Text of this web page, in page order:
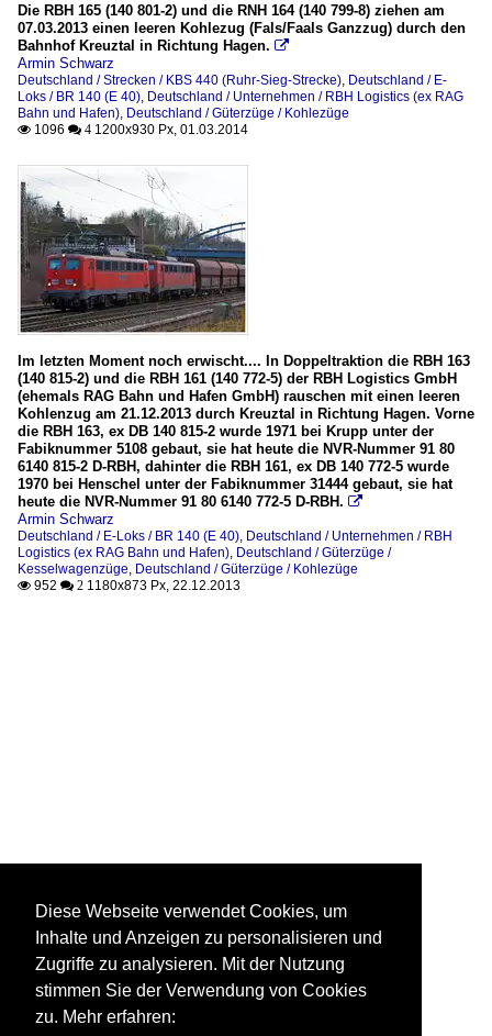
Die RBH 165 (140 801-2) und die RNH 164 (140 799-8) ziehen am
07.03.2013 einen leeren Kohlezug (Fals/Faals Ganzzug) durch den
Bahnhof Kreuztal in Richtung Hagen. 
Armin Schwarz
Deutschland / Strecken / KBS 440 (Ruhr-Sieg-Strecke) Deutschland / E-
Loks / BR 140 (E 40) Deutschland / Unternehmen / RBH Logistics (ex RAG
Bahn und Hafen) Deutschland / Güterzüge / Kohlezüge
 1096  4 1200x930 Px, 01.03.2014
Im letzten Moment noch erwischt.... In Doppeltraktion die RBH 163
(140 815-2) und die RBH 161 (140 772-5) der RBH Logistics GmbH
(ehemals RAG Bahn und Hafen GmbH) rauschen mit einen leeren
Kohlenzug am 21.12.2013 durch Kreuztal in Richtung Hagen. Vorne
die RBH 163, ex DB 140 815-2 wurde 1971 bei Krupp unter der
Fabiknummer 5108 gebaut, sie hat heute die NVR-Nummer 91 80
6140 815-2 D-RBH, dahinter die RBH 161, ex DB 140 772-5 wurde
1970 bei Henschel unter der Fabiknummer 31444 gebaut, sie hat
heute die NVR-Nummer 91 80 6140 772-5 D-RBH. 
Armin Schwarz
Deutschland / E-Loks / BR 140 (E 40) Deutschland / Unternehmen / RBH
Logistics (ex RAG Bahn und Hafen) Deutschland / Güterzüge /
Kesselwagenzüge Deutschland / Güterzüge / Kohlezüge
 952  2 1180x873 Px, 22.12.2013
Diese Webseite verwendet Cookies, um
Inhalte und Anzeigen zu personalisieren und
Zugriffe zu analysieren. Mit der Nutzung
stimmen Sie der Verwendung von Cookies
zu. Mehr erfahren: